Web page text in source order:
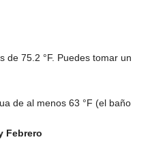
de 75.2 °F. Puedes tomar un
de al menos 63 °F (el baño
Febrero